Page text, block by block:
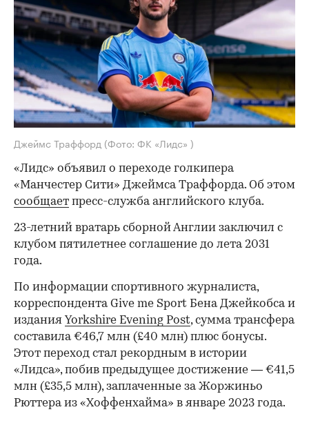
Джеймс Траффорд (Фото: ФК «Лидс» )
«Лидс» объявил о переходе голкипера
«Манчестер Сити» Джеймса Траффорда. Об этом
сообщает пресс-служба английского клуба.
23-летний вратарь сборной Англии заключил с
клубом пятилетнее соглашение до лета 2031
года.
По информации спортивного журналиста,
корреспондента Give me Sport Бена Джейкобса и
издания Yorkshire Evening Post, сумма трансфера
составила €46,7 млн (£40 млн) плюс бонусы.
Этот переход стал рекордным в истории
«Лидса», побив предыдущее достижение — €41,5
млн (£35,5 млн), заплаченные за Жоржиньо
Рюттера из «Хоффенхайма» в январе 2023 года.